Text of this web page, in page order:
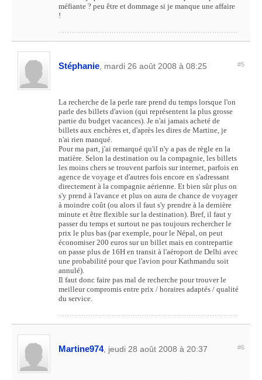
méfiante ? peu être et dommage si je manque une affaire
!
Stéphanie , mardi 26 août 2008 à 08:25 #5
La recherche de la perle rare prend du temps lorsque l'on
parle des billets d'avion (qui représentent la plus grosse
partie du budget vacances). Je n'ai jamais acheté de
billets aux enchères et, d'après les dires de Martine, je
n'ai rien manqué.
Pour ma part, j'ai remarqué qu'il n'y a pas de règle en la
matière. Selon la destination ou la compagnie, les billets
les moins chers se trouvent parfois sur internet, parfois en
agence de voyage et d'autres fois encore en s'adressant
directement à la compagnie aérienne. Et bien sûr plus on
s'y prend à l'avance et plus on aura de chance de voyager
à moindre coût (ou alors il faut s'y prendre à la dernière
minute et être flexible sur la destination). Bref, il faut y
passer du temps et surtout ne pas toujours rechercher le
prix le plus bas (par exemple, pour le Népal, on peut
économiser 200 euros sur un billet mais en contrepartie
on passe plus de 16H en transit à l'aéroport de Delhi avec
une probabilité pour que l'avion pour Kathmandu soit
annulé).
Il faut donc faire pas mal de recherche pour trouver le
meilleur compromis entre prix / horaires adaptés / qualité
du service.
Martine974, jeudi 28 août 2008 à 20:37 #6